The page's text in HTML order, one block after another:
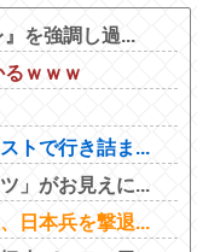
』を強調し過...
るｗｗｗ
トで行き詰ま...
」がお見えに...
日本兵を撃退...